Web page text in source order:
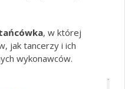
, w której
jak tancerzy i ich
wykonawców.